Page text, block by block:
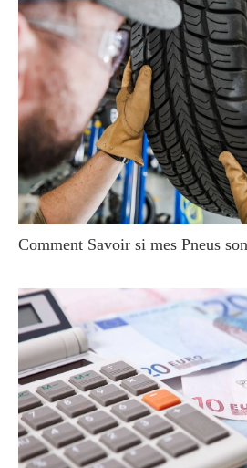
Comment Savoir si mes Pneus